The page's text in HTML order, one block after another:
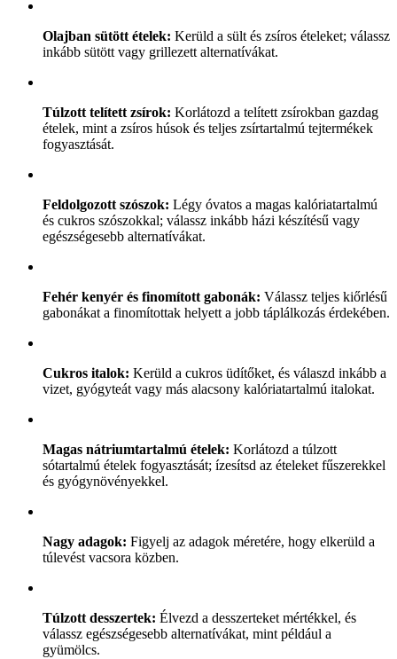
Olajban sütött ételek: Kerüld a sült és zsíros ételeket; válassz
inkább sütött vagy grillezett alternatívákat.
Túlzott telített zsírok: Korlátozd a telített zsírokban gazdag
ételek, mint a zsíros húsok és teljes zsírtartalmú tejtermékek
fogyasztását.
Feldolgozott szószok: Légy óvatos a magas kalóriatartalmú
és cukros szószokkal; válassz inkább házi készítésű vagy
egészségesebb alternatívákat.
Fehér kenyér és finomított gabonák: Válassz teljes kiőrlésű
gabonákat a finomítottak helyett a jobb táplálkozás érdekében.
Cukros italok: Kerüld a cukros üdítőket, és válaszd inkább a
vizet, gyógyteát vagy más alacsony kalóriatartalmú italokat.
Magas nátriumtartalmú ételek: Korlátozd a túlzott
sótartalmú ételek fogyasztását; ízesítsd az ételeket fűszerekkel
és gyógynövényekkel.
Nagy adagok: Figyelj az adagok méretére, hogy elkerüld a
túlevést vacsora közben.
Túlzott desszertek: Élvezd a desszerteket mértékkel, és
válassz egészségesebb alternatívákat, mint például a
gyümölcs.